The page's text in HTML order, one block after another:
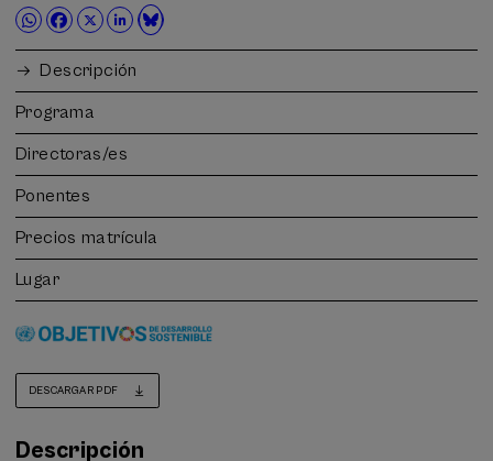
Descripción
Programa
Directoras/es
Ponentes
Precios matrícula
Lugar
DESCARGAR PDF
Descripción